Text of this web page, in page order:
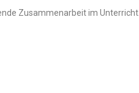
Zusammenarbeit im Unterricht.